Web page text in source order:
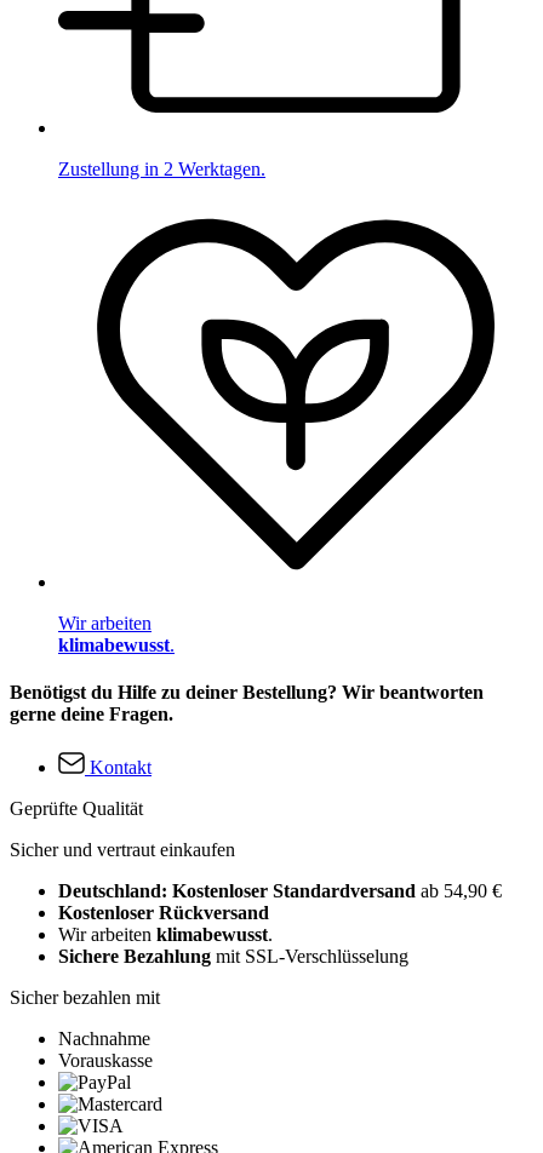
Zustellung in 2 Werktagen.
Wir arbeiten
klimabewusst.
Benötigst du Hilfe zu deiner Bestellung? Wir beantworten
gerne deine Fragen.
Kontakt
Geprüfte Qualität
Sicher und vertraut einkaufen
Deutschland: Kostenloser Standardversand ab 54,90 €
Kostenloser Rückversand
Wir arbeiten klimabewusst.
Sichere Bezahlung mit SSL-Verschlüsselung
Sicher bezahlen mit
Nachnahme
Vorauskasse